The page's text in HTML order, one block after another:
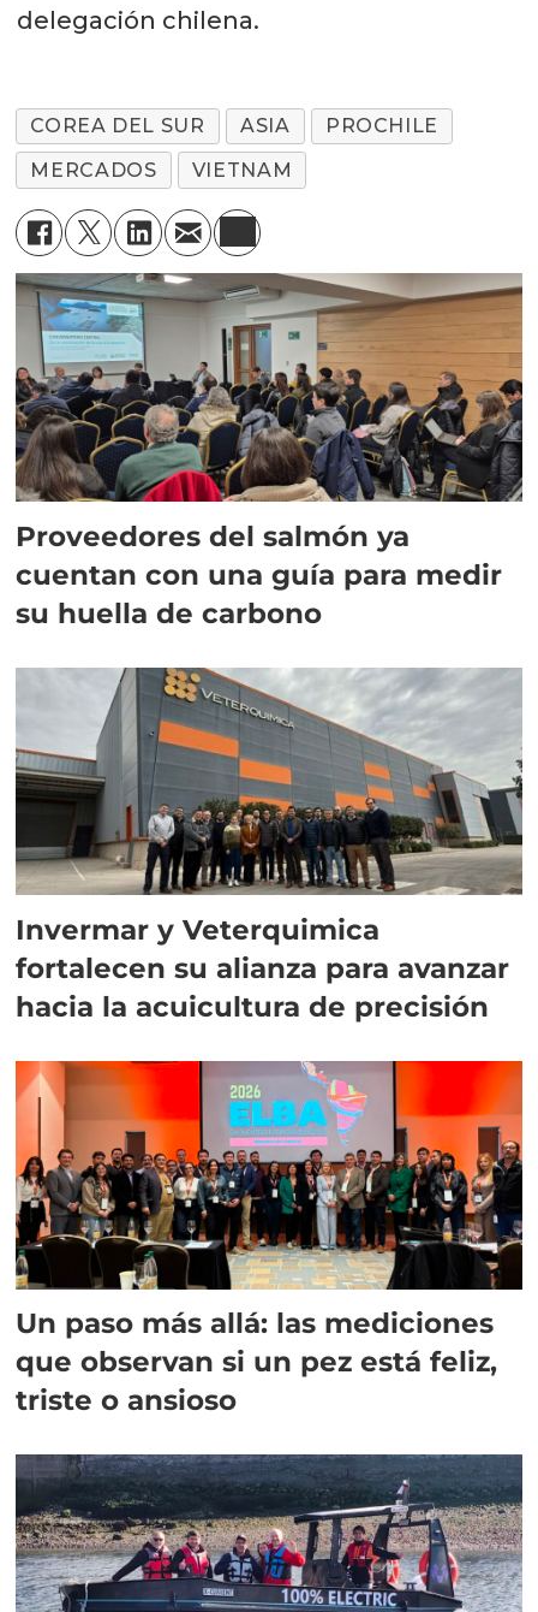
delegación chilena.
COREA DEL SUR ASIA
PROCHILE
MERCADOS
VIETNAM
Proveedores del salmón ya
cuentan con una guía para medir
su huella de carbono
Invermar y Veterquimica
fortalecen su alianza para avanzar
hacia la acuicultura de precisión
Un paso más allá: las mediciones
que observan si un pez está feliz,
triste o ansioso